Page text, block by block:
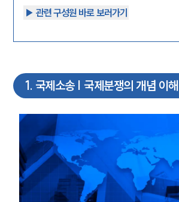
▶︎ 관련 구성원 바로 보러가기
1. 국제소송 | 국제분쟁의 개념 이해